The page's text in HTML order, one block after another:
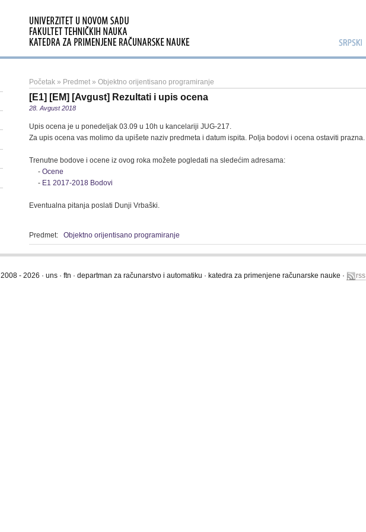
Početak » Predmet » Objektno orijentisano programiranje
[E1] [EM] [Avgust] Rezultati i upis ocena
28. Avgust 2018
Upis ocena je u ponedeljak 03.09 u 10h u kancelariji JUG-217.
Za upis ocena vas molimo da upišete naziv predmeta i datum ispita. Polja bodovi i ocena ostaviti prazna.
Trenutne bodove i ocene iz ovog roka možete pogledati na sledećim adresama:
- Ocene
- E1 2017-2018 Bodovi
Eventualna pitanja poslati Dunji Vrbaški.
Predmet: Objektno orijentisano programiranje
2008 - 2026 · uns · ftn · departman za računarstvo i automatiku · katedra za primenjene računarske nauke · rss